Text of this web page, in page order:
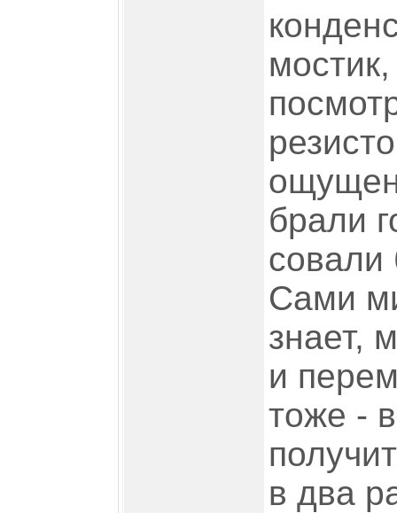
брали
совали
Сами
знает,
и
тоже -
в два